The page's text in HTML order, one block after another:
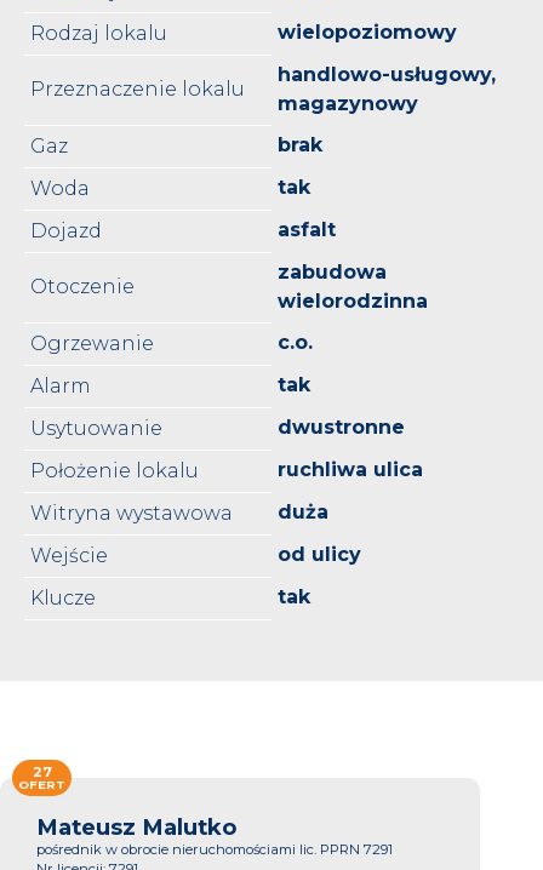
Rodzaj lokalu
wielopoziomowy
Przeznaczenie lokalu
handlowo-usługowy,
magazynowy
Gaz
brak
Woda
tak
Dojazd
asfalt
Otoczenie
zabudowa
wielorodzinna
Ogrzewanie
c.o.
Alarm
tak
Usytuowanie
dwustronne
Położenie lokalu
ruchliwa ulica
Witryna wystawowa
duża
Wejście
od ulicy
Klucze
tak
Mateusz Malutko
pośrednik w obrocie nieruchomościami lic. PPRN 7291
27
OFERT